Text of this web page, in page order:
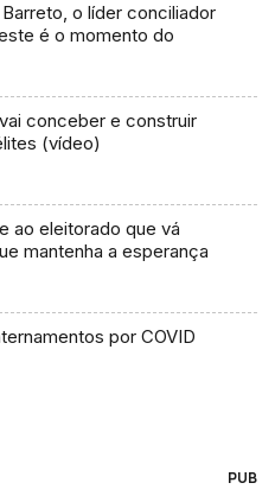
Barreto, o líder conciliador
é o momento do
conceber e construir
(vídeo)
ao eleitorado que vá
mantenha a esperança
por COVID
PUB